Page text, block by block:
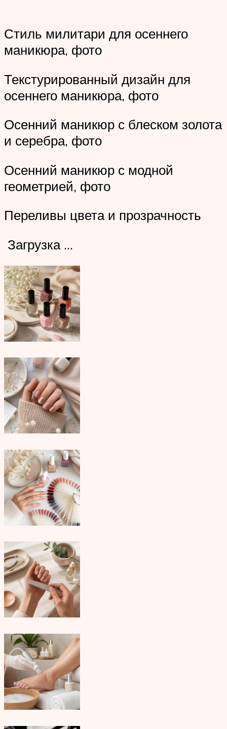
Стиль милитари для осеннего
маникюра, фото
Текстурированный дизайн для
осеннего маникюра, фото
Осенний маникюр с блеском золота
и серебра, фото
Осенний маникюр с модной
геометрией, фото
Переливы цвета и прозрачность
Загрузка …